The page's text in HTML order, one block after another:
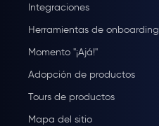
Integraciones
Herramientas de onboarding
Momento "¡Ajá!"
Adopción de productos
Tours de productos
Mapa del sitio